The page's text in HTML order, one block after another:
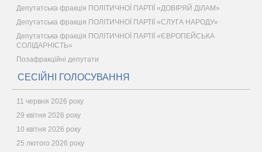
Депутатська фракція ПОЛІТИЧНОЇ ПАРТІЇ «ДОВІРЯЙ ДІЛАМ»
Депутатська фракція ПОЛІТИЧНОЇ ПАРТІЇ «СЛУГА НАРОДУ»
Депутатська фракція ПОЛІТИЧНОЇ ПАРТІЇ «ЄВРОПЕЙСЬКА
СОЛІДАРНІСТЬ»
Позафракційні депутати
СЕСІЙНІ ГОЛОСУВАННЯ
11 червня 2026 року
29 квітня 2026 року
10 квітня 2026 року
25 лютого 2026 року